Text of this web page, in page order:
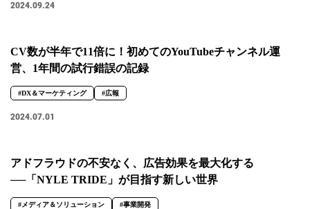
面接で転職理由はどう話すべき？面接官が聞きた
い、模範解答ではない「本音」
2024.09.24
CV数が半年で11倍に！初めてのYouTubeチャンネル運
営、1年間の試行錯誤の記録
#DX＆マーケティング #広報
2024.07.01
アドフラウドの不安なく、広告効果を最大化する
──「NYLE TRIDE」が目指す新しい世界
#メディア＆ソリューション #事業開発